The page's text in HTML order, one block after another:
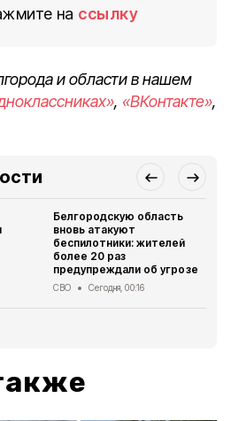
на ссылку
и области в нашем
, «ВКонтакте»,
Белгородскую область
вновь атакуют
беспилотники: жителей
более 20 раз
предупреждали об угрозе
СВО Сегодня, 00:16